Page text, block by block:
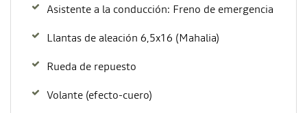
Asistente a la conducción: Freno de emergencia
Llantas de aleación 6,5x16 (Mahalia)
Rueda de repuesto
Volante (efecto-cuero)